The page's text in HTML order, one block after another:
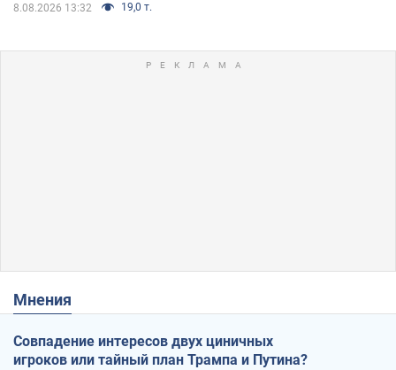
8.08.2026 13:32 19,0 т.
Мнения
Совпадение интересов двух циничных
игроков или тайный план Трампа и Путина?